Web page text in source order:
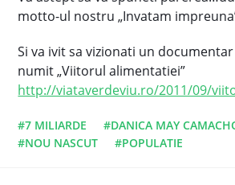
motto-ul nostru „Invatam
Si va ivit sa vizionati un
numit „Viitorul alimentatiei”
http://viataverdeviu.ro/2011/09/
#7 MILIARDE #DANICA MAY
#NOU NASCUT
#POPULATIE